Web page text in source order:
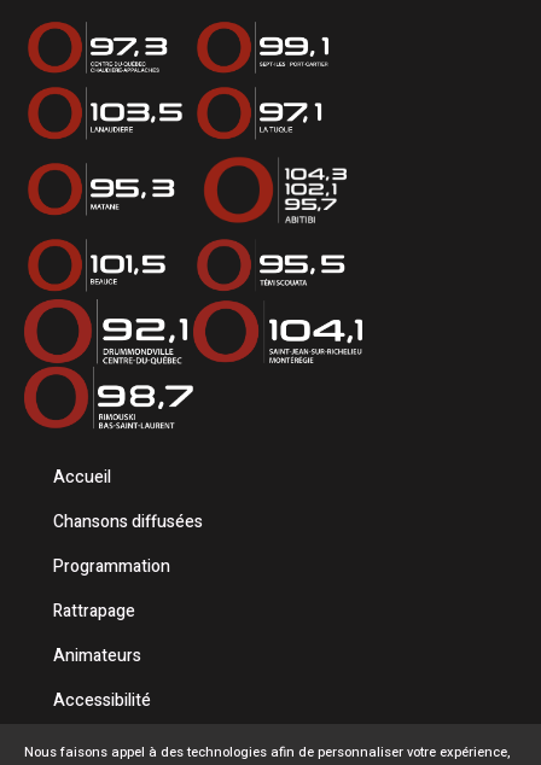
Accueil
Chansons diffusées
Programmation
Rattrapage
Animateurs
Accessibilité
Politique de confidentialité
Nous faisons appel à des technologies afin de personnaliser votre expérience,